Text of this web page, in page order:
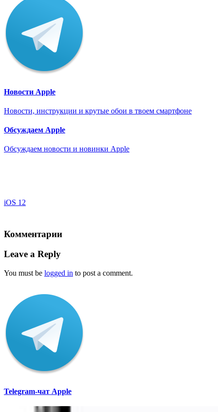
Новости Apple
Новости, инструкции и крутые обои в твоем смартфоне
Обсуждаем Apple
Обсуждаем новости и новинки Apple
iOS 12
Комментарии
Leave a Reply
You must be logged in to post a comment.
Telegram-чат Apple